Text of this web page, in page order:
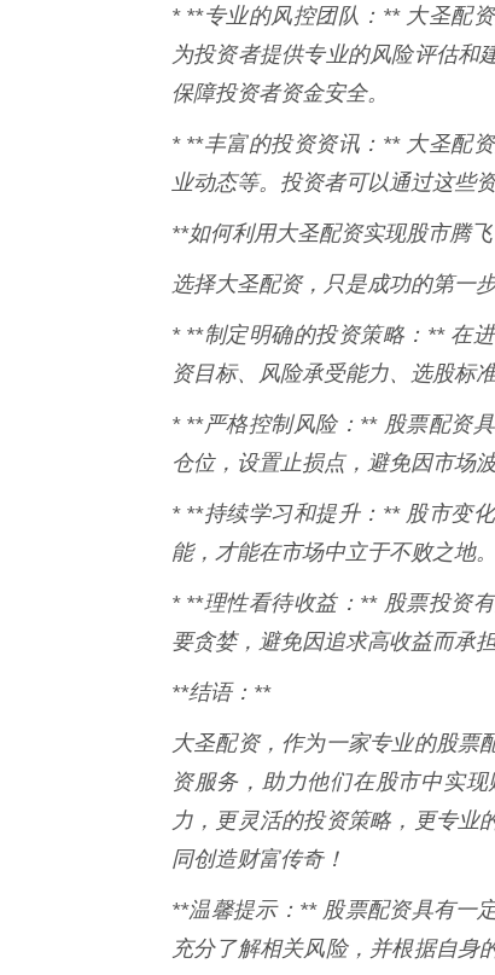
* **专业的风控团队：** 大圣配
为投资者提供专业的风险评估和
保障投资者资金安全。
* **丰富的投资资讯：** 大圣配
业动态等。投资者可以通过这些
**如何利用大圣配资实现股市腾
选择大圣配资，只是成功的第一
* **制定明确的投资策略：** 在
资目标、风险承受能力、选股标
* **严格控制风险：** 股票配资
仓位，设置止损点，避免因市场
* **持续学习和提升：** 股市变
能，才能在市场中立于不败之地。
* **理性看待收益：** 股票投资
要贪婪，避免因追求高收益而承
**结语：**
大圣配资，作为一家专业的股票
资服务，助力他们在股市中实
力，更灵活的投资策略，更专业
同创造财富传奇！
**温馨提示：** 股票配资具有一
充分了解相关风险，并根据自身